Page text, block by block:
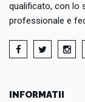
qualificato, con lo
professionale e
INFORMATII